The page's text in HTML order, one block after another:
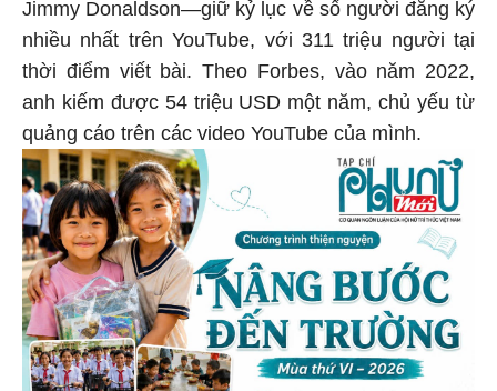
Jimmy Donaldson—giữ kỷ lục về số người đăng ký
nhiều nhất trên YouTube, với 311 triệu người tại
thời điểm viết bài. Theo Forbes, vào năm 2022,
anh kiếm được 54 triệu USD một năm, chủ yếu từ
quảng cáo trên các video YouTube của mình.